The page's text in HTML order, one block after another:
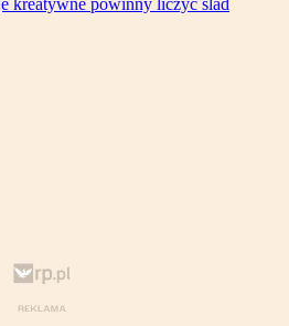
kreatywne powinny liczyć ślad